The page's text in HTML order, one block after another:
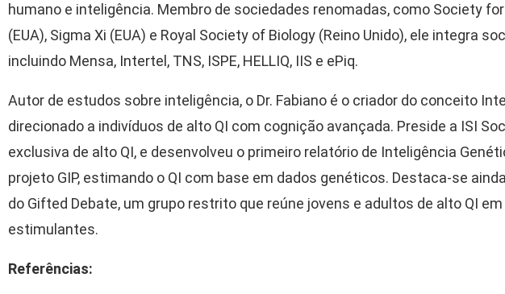
humano e inteligência. Membro de sociedades renomadas, como Society
(EUA), Sigma Xi (EUA) e Royal Society of Biology (Reino Unido), ele integra
incluindo Mensa, Intertel, TNS, ISPE, HELLIQ, IIS e ePiq.
Autor de estudos sobre inteligência, o Dr. Fabiano é o criador do conceito
direcionado a indivíduos de alto QI com cognição avançada. Preside a ISI
exclusiva de alto QI, e desenvolveu o primeiro relatório de Inteligência
projeto GIP, estimando o QI com base em dados genéticos. Destaca-se
do Gifted Debate, um grupo restrito que reúne jovens e adultos de alto QI
estimulantes.
Referências: